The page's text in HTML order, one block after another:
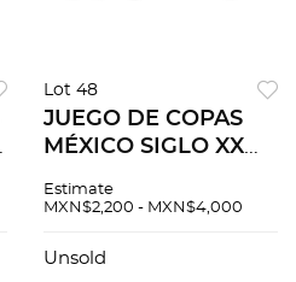
Lot 48
JUEGO DE COPAS
MÉXICO SIGLO XX
transparente
pepita Servicio para
Estimate
MXN$2,200 - MXN$4,000
Unsold